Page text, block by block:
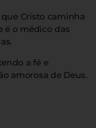
que Cristo caminha
é o médico das
a fé e
amorosa de Deus.